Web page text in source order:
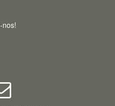
nos!